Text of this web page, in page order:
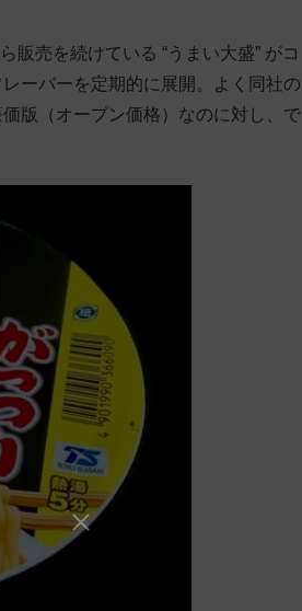
売を続けている “うまい大盛” がコ
ーバーを定期的に展開。よく同社の
版（オープン価格）なのに対し、で